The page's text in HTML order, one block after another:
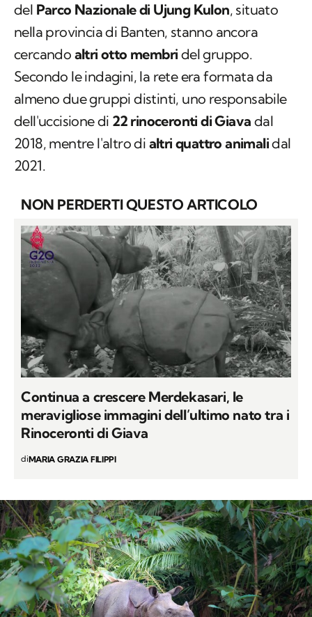
del Parco Nazionale di Ujung Kulon, situato
nella provincia di Banten, stanno ancora
cercando altri otto membri del gruppo.
Secondo le indagini, la rete era formata da
almeno due gruppi distinti, uno responsabile
dell'uccisione di 22 rinoceronti di Giava dal
2018, mentre l'altro di altri quattro animalidal
2021.
NON PERDERTI QUESTO ARTICOLO
Continua a crescere Merdekasari, le
meravigliose immagini dell’ultimo nato tra i
Rinoceronti di Giava
diMARIA GRAZIA FILIPPI